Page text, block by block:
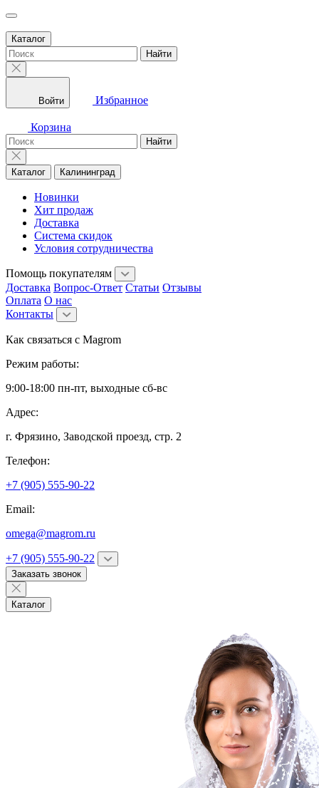
Каталог
Найти
Войти Избранное
Корзина
Найти
Каталог Калининград
Новинки
Хит продаж
Доставка
Система скидок
Условия сотрудничества
Помощь покупателям
Доставка Вопрос-Ответ Статьи Отзывы
Оплата О нас
Контакты
Как связаться с Magrom
Режим работы:
9:00-18:00 пн-пт, выходные сб-вс
Адрес:
г. Фрязино, Заводской проезд, стр. 2
Телефон:
+7 (905) 555-90-22
Email:
omega@magrom.ru
+7 (905) 555-90-22
Заказать звонок
Каталог